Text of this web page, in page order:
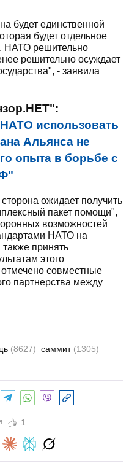
будет единственной
будет отдельное
НАТО решительно
решительно осуждает
- заявила
использовать
Альянса не
опыта в борьбе с
ожидает получить
пакет помощи",
возможностей
НАТО на
принять
этого
совместные
партнерства между
(8627) саммит (1305)
1